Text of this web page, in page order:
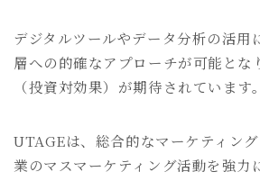
デジタルツールやデータ分析の活用
層への的確なアプローチが可能とな
（投資対効果）が期待されています。
UTAGEは、総合的なマーケティン
業のマスマーケティング活動を強力